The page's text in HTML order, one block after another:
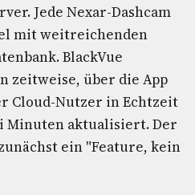
Jede Nexar-Dashcam
mit weitreichenden
BlackVue
zeitweise, über die App
Cloud-Nutzer in Echtzeit
Minuten aktualisiert. Der
ein "Feature, kein